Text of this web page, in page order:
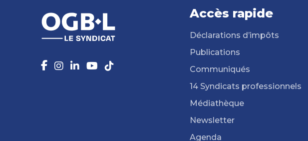
Accès rapide
Déclarations d’impôts
Publications
Communiqués
14 Syndicats professionnels
Médiathèque
Newsletter
Agenda